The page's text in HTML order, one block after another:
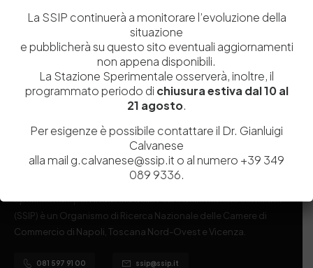
Sperimentale per l’Industria delle Pelli e delle materie concianti
(SSIP) è un Organismo di Ricerca Nazionale delle Camere di
Commercio di Napoli, Toscana Nord-Ovest e Vicenza.
081 597 91 00 ssip@ssip.it
La SSIP continuerà a monitorare l’evoluzione della
situazione
e pubblicherà su questo sito eventuali aggiornamenti
non appena disponibili.
La Stazione Sperimentale osserverà, inoltre, il
programmato periodo di chiusura estiva dal 10 al
21 agosto.
Per esigenze è possibile contattare il Dr. Gianluigi
Calvanese
alla mail g.calvanese@ssip.it o al numero +39 349
089 9336.